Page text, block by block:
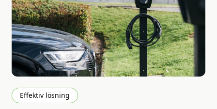
Effektiv lösning